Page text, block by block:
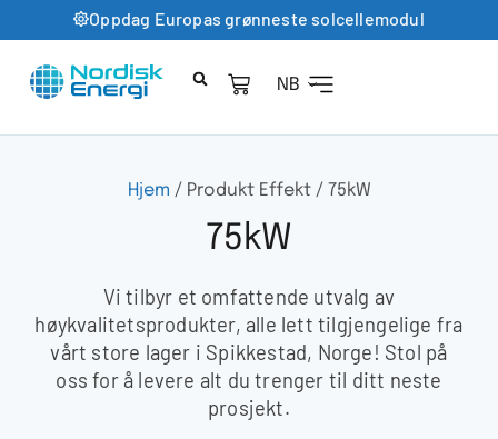
Oppdag Europas grønneste solcellemodul
NB
Hjem / Produkt Effekt / 75kW
75kW
Vi tilbyr et omfattende utvalg av
høykvalitetsprodukter, alle lett tilgjengelige fra
vårt store lager i Spikkestad, Norge! Stol på
oss for å levere alt du trenger til ditt neste
prosjekt.